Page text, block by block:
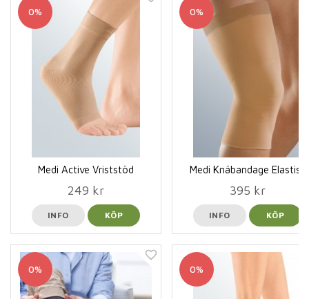
0%
Medi Active Vriststöd
249 kr
INFO KÖP
0%
Medi Knäbandage Elastisk
395 kr
INFO KÖP
0% 0%